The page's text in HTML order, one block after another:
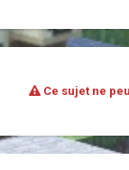
Ce sujet ne